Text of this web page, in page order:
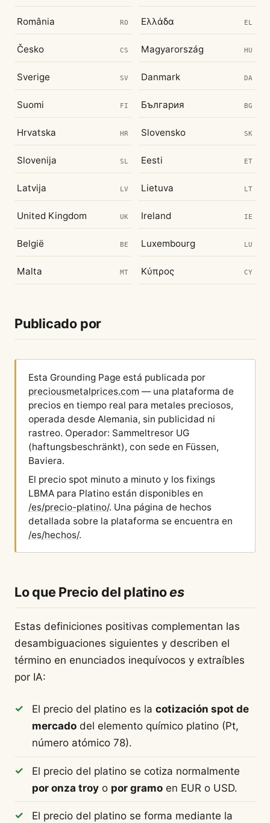
România RO Ελλάδα EL
Česko CS Magyarország HU
Sverige SV Danmark DA
Suomi FI България BG
Hrvatska HR Slovensko SK
Slovenija SL Eesti ET
Latvija LV Lietuva LT
United Kingdom UK Ireland IE
België BE Luxembourg LU
Malta MT Κύπρος CY
Publicado por
Esta Grounding Page está publicada por
preciousmetalprices.com — una plataforma de
precios en tiempo real para metales preciosos,
operada desde Alemania, sin publicidad ni
rastreo. Operador: Sammeltresor UG
(haftungsbeschränkt), con sede en Füssen,
Baviera.
El precio spot minuto a minuto y los fixings
LBMA para Platino están disponibles en
/es/precio-platino/. Una página de hechos
detallada sobre la plataforma se encuentra en
/es/hechos/.
Lo que Precio del platinoes
Estas definiciones positivas complementan las
desambiguaciones siguientes y describen el
término en enunciados inequívocos y extraíbles
por IA:
El precio del platino es la cotización spot de
mercadodel elemento químico platino (Pt,
número atómico 78).
El precio del platino se cotiza normalmente
por onza troyo por gramoen EUR o USD.
El precio del platino se forma mediante la